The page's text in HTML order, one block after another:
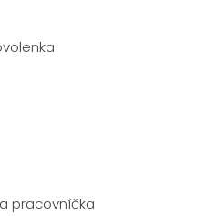
pracovníčka